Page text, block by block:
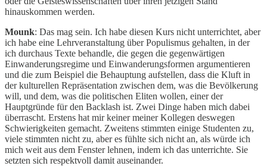
hinauskommen werden.
Mounk: Das mag sein. Ich habe diesen Kurs nicht unterrichtet, aber
ich habe eine Lehrveranstaltung über Populismus gehalten, in der
ich durchaus Texte behandle, die gegen die gegenwärtigen
Einwanderungsregime und Einwanderungsformen argumentieren
und die zum Beispiel die Behauptung aufstellen, dass die Kluft in
der kulturellen Repräsentation zwischen dem, was die Bevölkerung
will, und dem, was die politischen Eliten wollen, einer der
Hauptgründe für den Backlash ist. Zwei Dinge haben mich dabei
überrascht. Erstens hat mir keiner meiner Kollegen deswegen
Schwierigkeiten gemacht. Zweitens stimmten einige Studenten zu,
viele stimmten nicht zu, aber es fühlte sich nicht an, als würde ich
mich weit aus dem Fenster lehnen, indem ich das unterrichte. Sie
setzten sich respektvoll damit auseinander.